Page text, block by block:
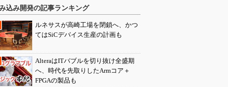
込み開発の記事ランキング
ルネサスが高崎工場を閉鎖へ、かつ
てはSiCデバイス生産の計画も
AlteraはITバブルを切り抜け全盛期
へ、時代を先取りしたArmコア＋
FPGAの製品も